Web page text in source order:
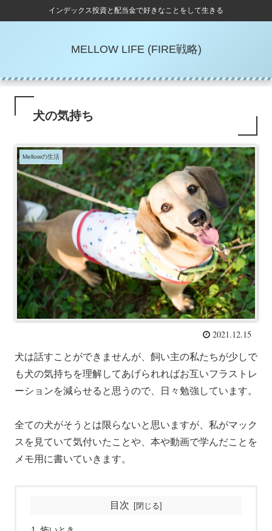
インデックス投資と配当金で好きなことをして生きる
MELLOW LIFE (FIRE戦略)
犬の気持ち
Mellowの生活
2021.12.15
犬は話すことができませんが、飼い主の私たちが少しで
も犬の気持ちを理解してあげられればお互いフラストレ
ーションを減らせると思うので、日々勉強しています。
全ての犬がそうとは限らないと思いますが、私がマック
スを見ていて気付いたことや、本や動画で学んだことを
メモ用に書いていきます。
目次